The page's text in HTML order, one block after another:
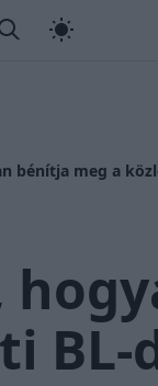
#Most Wanted
bénítja meg a